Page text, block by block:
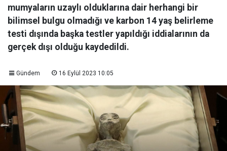
mumyaların uzaylı olduklarına dair herhangi bir
bilimsel bulgu olmadığı ve karbon 14 yaş belirleme
testi dışında başka testler yapıldığı iddialarının da
gerçek dışı olduğu kaydedildi.
Gündem 16 Eylül 2023 10:05